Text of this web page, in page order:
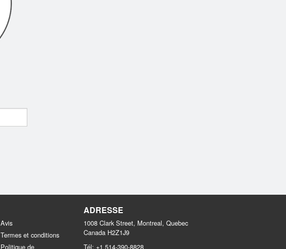
Avis
Termes et conditions
Politique de
ADRESSE
1008 Clark Street, Montreal, Quebec
Canada H2Z1J9
Tél: +1 514-390-8828